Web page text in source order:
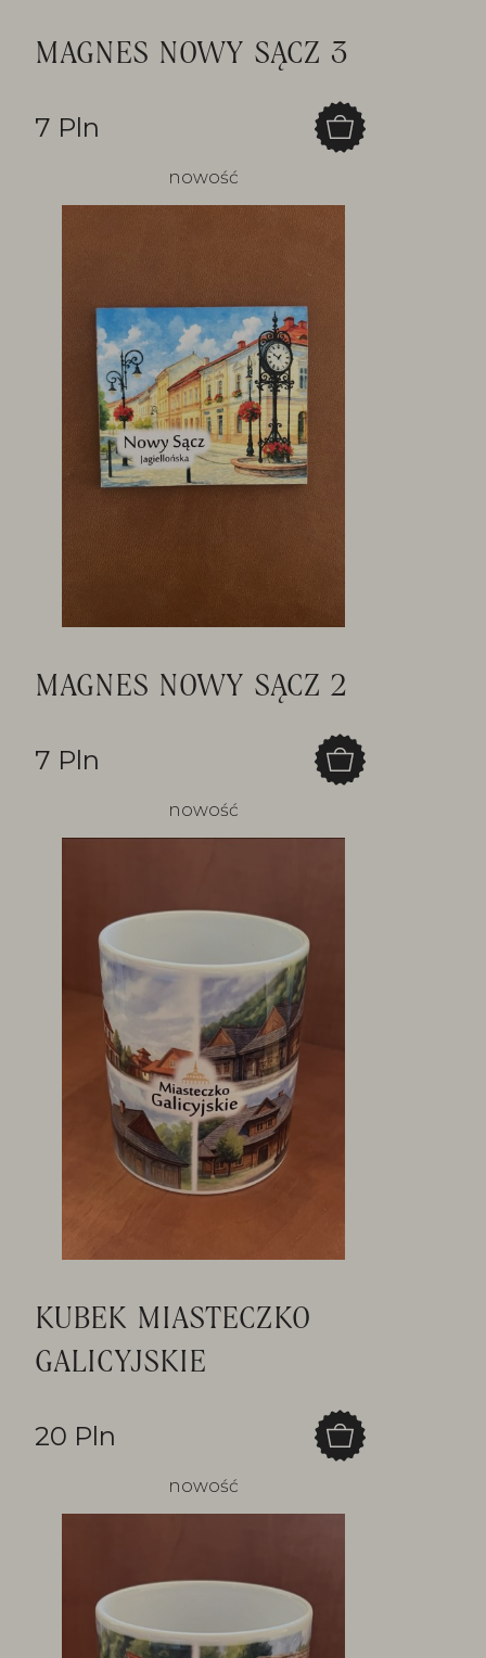
MAGNES NOWY SĄCZ 3
7 Pln
nowość
MAGNES NOWY SĄCZ 2
7 Pln
nowość
KUBEK MIASTECZKO
GALICYJSKIE
20 Pln
nowość